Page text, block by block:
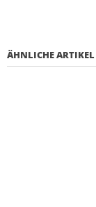
ÄHNLICHE ARTIKEL